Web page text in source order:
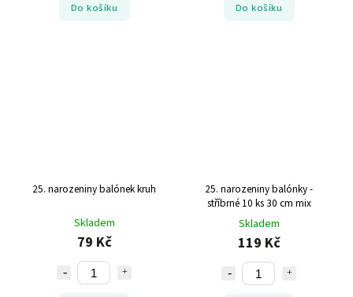
Do košíku Do košíku
25. narozeniny balónek kruh
Skladem
79 Kč
25. narozeniny balónky -
stříbrné 10 ks 30 cm mix
Skladem
119 Kč